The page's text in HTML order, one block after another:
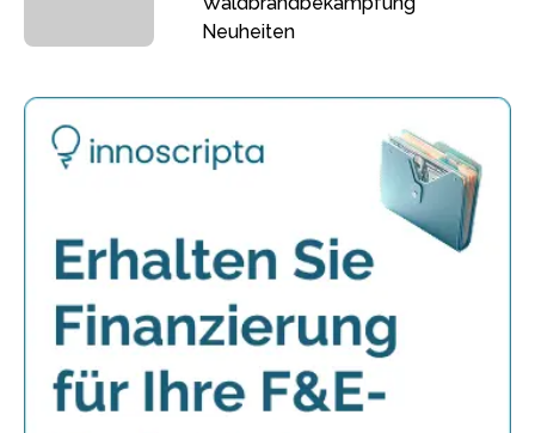
Neuheiten